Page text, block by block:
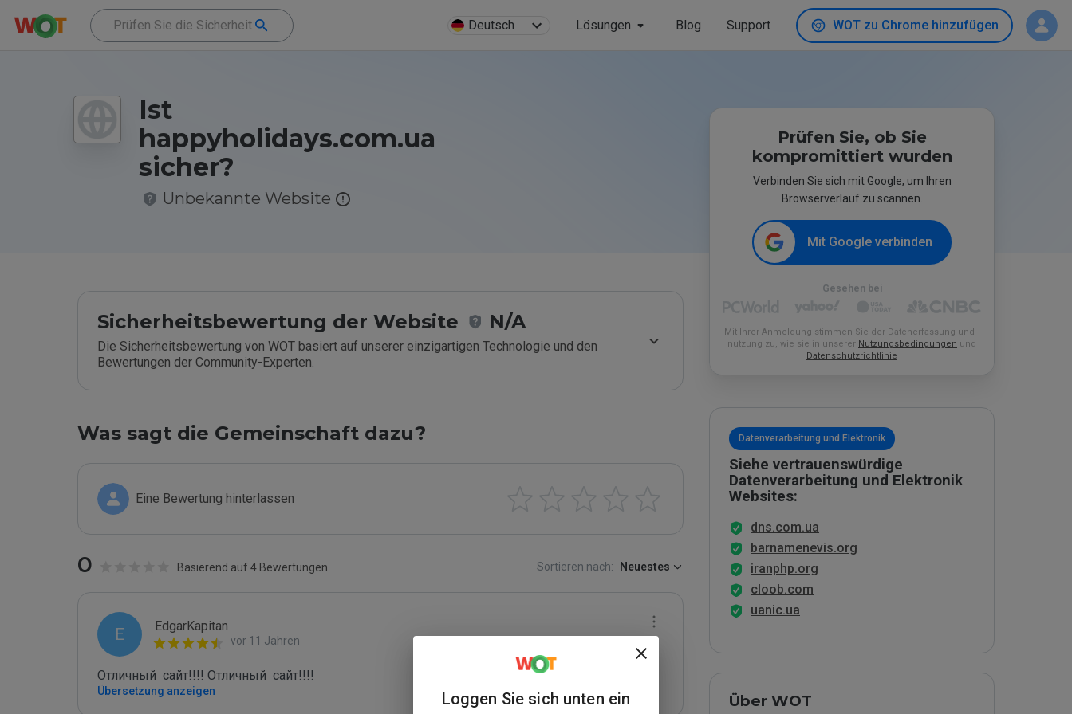
Deutsch Lösungen Blog Support WOT zu Chrome hinzufügen
Ist
happyholidays.com.ua
sicher?
Unbekannte Website
Sicherheitsbewertung der Website N/A
Die Sicherheitsbewertung von WOT basiert auf unserer einzigartigen Technologie und den
Bewertungen der Community-Experten.
Was sagt die Gemeinschaft dazu?
Eine Bewertung hinterlassen
0 Basierend auf 4 Bewertungen Sortieren nach: Neuestes
E EdgarKapitan
vor 11 Jahren
Отличный  сайт!!!! Отличный  сайт!!!!
Übersetzung anzeigen
Prüfen Sie, ob Sie
kompromittiert wurden
Verbinden Sie sich mit Google, um Ihren
Browserverlauf zu scannen.
Mit Google verbinden
Gesehen bei
Mit Ihrer Anmeldung stimmen Sie der Datenerfassung und -
nutzung zu, wie sie in unserer Nutzungsbedingungen und
Datenschutzrichtlinie
Datenverarbeitung und Elektronik
Siehe vertrauenswürdige
Datenverarbeitung und Elektronik
Websites:
dns.com.ua
barnamenevis.org
iranphp.org
cloob.com
uanic.ua
Über WOT
Loggen Sie sich unten ein